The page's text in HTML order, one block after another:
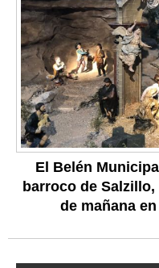
El Belén
barroco de
de mañana